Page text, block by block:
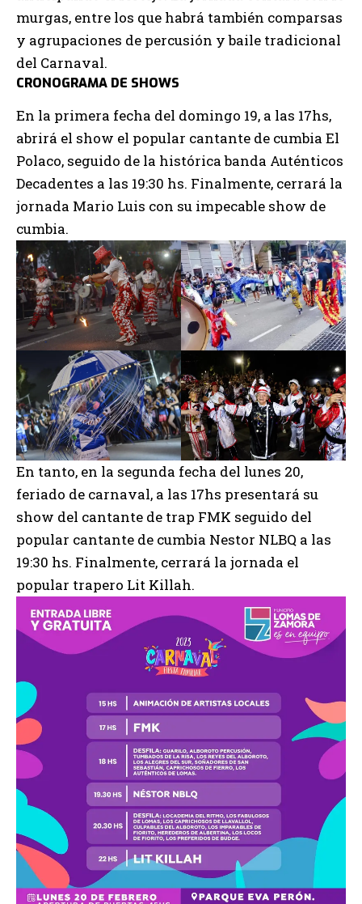
murgas, entre los que habrá también comparsas
y agrupaciones de percusión y baile tradicional
del Carnaval.
CRONOGRAMA DE SHOWS
En la primera fecha del domingo 19, a las 17hs,
abrirá el show el popular cantante de cumbia El
Polaco, seguido de la histórica banda Auténticos
Decadentes a las 19:30 hs. Finalmente, cerrará la
jornada Mario Luis con su impecable show de
cumbia.
En tanto, en la segunda fecha del lunes 20,
feriado de carnaval, a las 17hs presentará su
show del cantante de trap FMK seguido del
popular cantante de cumbia Nestor NLBQ a las
19:30 hs. Finalmente, cerrará la jornada el
popular trapero Lit Killah.